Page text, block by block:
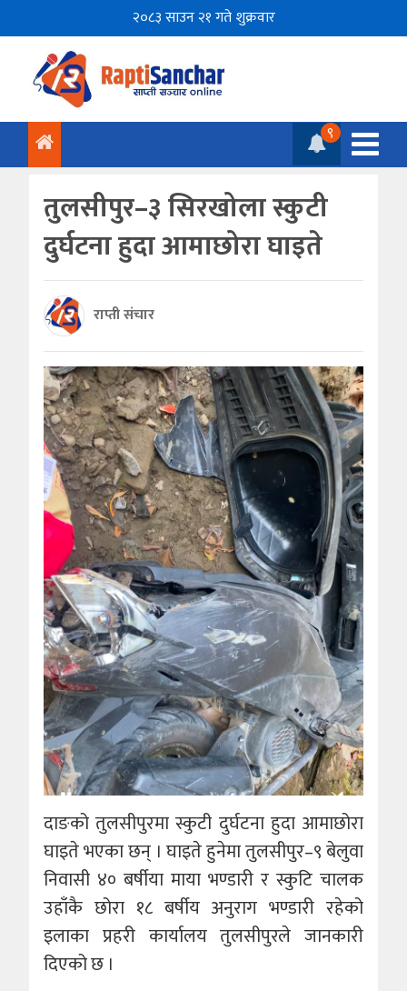
२०८३ साउन २१ गते शुक्रवार
९
तुलसीपुर–३ सिरखोला स्कुटी
दुर्घटना हुदा आमाछोरा घाइते
राप्ती संचार
दाङको तुलसीपुरमा स्कुटी दुर्घटना हुदा आमाछोरा
घाइते भएका छन् । घाइते हुनेमा तुलसीपुर–९ बेलुवा
निवासी ४० बर्षीया माया भण्डारी र स्कुटि चालक
उहाँकै छोरा १८ बर्षीय अनुराग भण्डारी रहेको
इलाका प्रहरी कार्यालय तुलसीपुरले जानकारी
दिएको छ ।